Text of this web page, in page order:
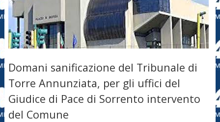
Domani sanificazione del Tribunale di
Torre Annunziata, per gli uffici del
Giudice di Pace di Sorrento intervento
del Comune